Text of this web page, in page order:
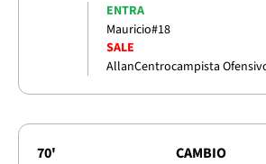
ENTRA
Mauricio#18
SALE
AllanCentrocampista
70' CAMBIO